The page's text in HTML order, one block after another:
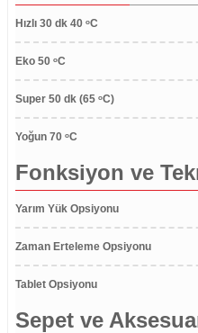
Hızlı 30 dk 40 ᵒC
Eko 50 ᵒC
Super 50 dk (65 ᵒC)
Yoğun 70 ᵒC
Fonksiyon ve
Yarım Yük Opsiyonu
Zaman Erteleme Opsiyonu
Tablet Opsiyonu
Sepet ve